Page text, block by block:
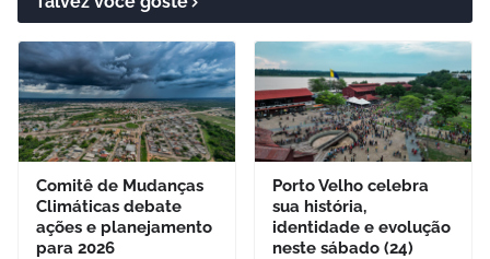
Comitê de Mudanças
Climáticas debate
ações e planejamento
para 2026
Porto Velho celebra
sua história,
identidade e evolução
neste sábado (24)